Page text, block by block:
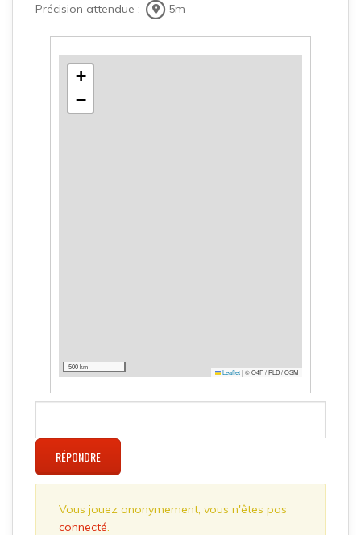
Précision attendue : 5m
+
−
500 km
Leaflet|© O4F / RLD / OSM
RÉPONDRE
Vous jouez anonymement, vous n'êtes pas
connecté.